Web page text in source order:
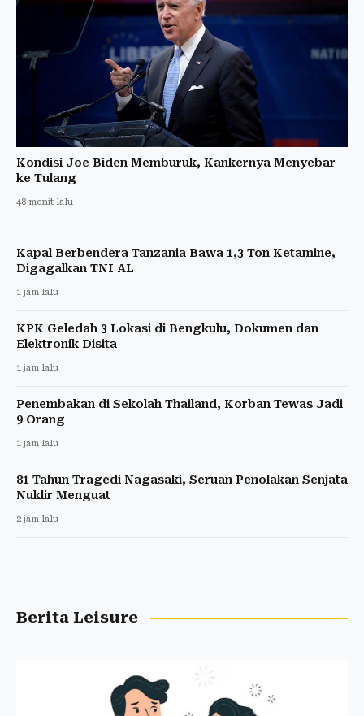
Kondisi Joe Biden Memburuk, Kankernya Menyebar
ke Tulang
48 menit lalu
Kapal Berbendera Tanzania Bawa 1,3 Ton Ketamine,
Digagalkan TNI AL
1 jam lalu
KPK Geledah 3 Lokasi di Bengkulu, Dokumen dan
Elektronik Disita
1 jam lalu
Penembakan di Sekolah Thailand, Korban Tewas Jadi
9 Orang
1 jam lalu
81 Tahun Tragedi Nagasaki, Seruan Penolakan Senjata
Nuklir Menguat
2 jam lalu
Berita Leisure